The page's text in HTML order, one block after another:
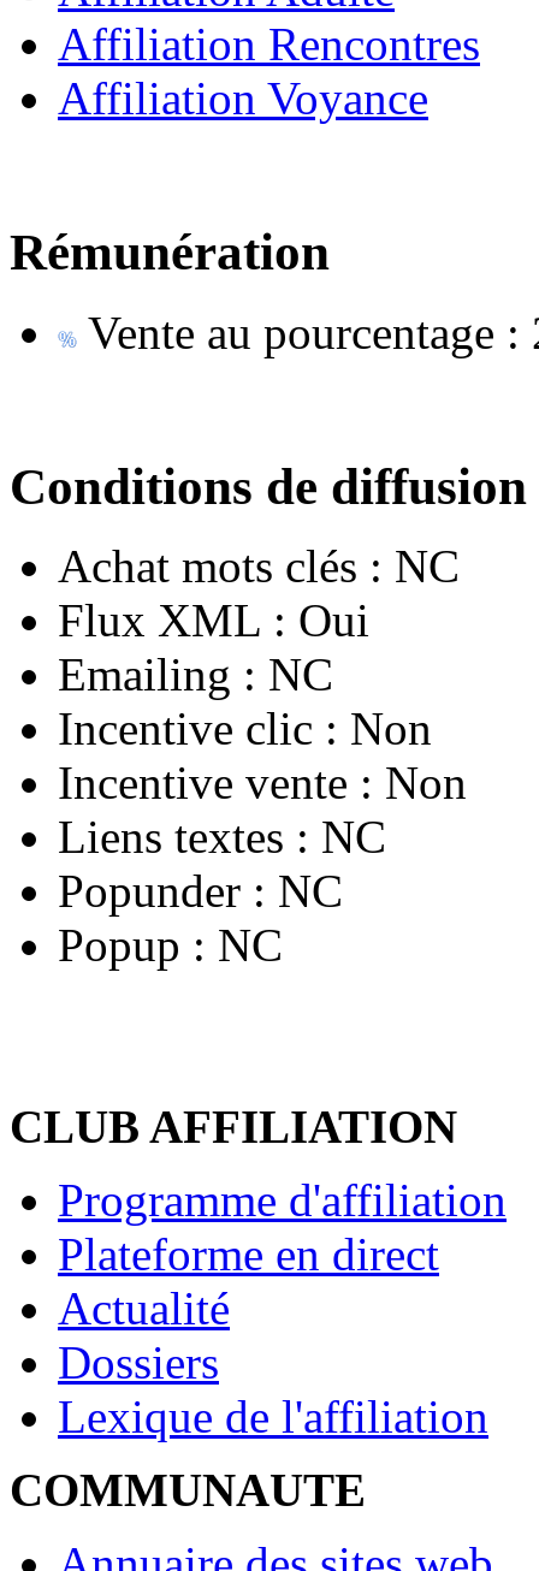
Affiliation Rencontres
Affiliation Voyance
Rémunération
Vente au pourcentage :
Conditions de diffusion
Achat mots clés : NC
Flux XML : Oui
Emailing : NC
Incentive clic : Non
Incentive vente : Non
Liens textes : NC
Popunder : NC
Popup : NC
CLUB AFFILIATION
Programme d'affiliation
Plateforme en direct
Actualité
Dossiers
Lexique de l'affiliation
COMMUNAUTE